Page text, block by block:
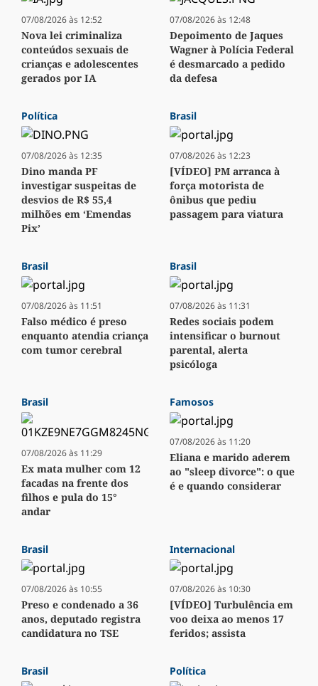
07/08/2026 às 12:52
Nova lei criminaliza
conteúdos sexuais de
crianças e adolescentes
gerados por IA
07/08/2026 às 12:48
Depoimento de Jaques
Wagner à Polícia Federal
é desmarcado a pedido
da defesa
Política
07/08/2026 às 12:35
Dino manda PF
investigar suspeitas de
desvios de R$ 55,4
milhões em ‘Emendas
Pix’
Brasil
07/08/2026 às 12:23
[VÍDEO] PM arranca à
força motorista de
ônibus que pediu
passagem para viatura
Brasil
07/08/2026 às 11:51
Falso médico é preso
enquanto atendia criança
com tumor cerebral
Brasil
07/08/2026 às 11:31
Redes sociais podem
intensificar o burnout
parental, alerta
psicóloga
Brasil
07/08/2026 às 11:29
Ex mata mulher com 12
facadas na frente dos
filhos e pula do 15°
andar
Famosos
07/08/2026 às 11:20
Eliana e marido aderem
ao "sleep divorce": o que
é e quando considerar
Brasil
07/08/2026 às 10:55
Preso e condenado a 36
anos, deputado registra
candidatura no TSE
Internacional
07/08/2026 às 10:30
[VÍDEO] Turbulência em
voo deixa ao menos 17
feridos; assista
Brasil Política